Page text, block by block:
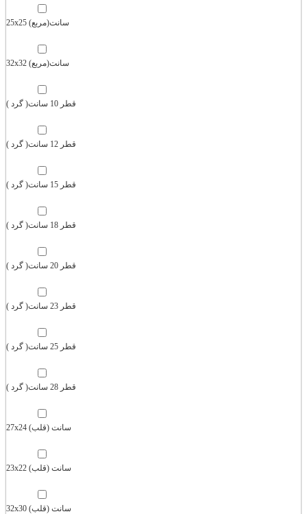
25x25 سانت(مربع)
32x32 سانت(مربع)
قطر 10 سانت( گرد )
قطر 12 سانت( گرد )
قطر 15 سانت( گرد )
قطر 18 سانت( گرد )
قطر 20 سانت( گرد )
قطر 23 سانت( گرد )
قطر 25 سانت( گرد )
قطر 28 سانت( گرد )
27x24 سانت (قلب)
23x22 سانت (قلب)
32x30 سانت (قلب)